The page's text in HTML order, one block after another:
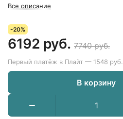
Все описание
-20%
6192 руб. 7740 руб.
Первый платёж в Плайт — 1548 руб.
В корзину